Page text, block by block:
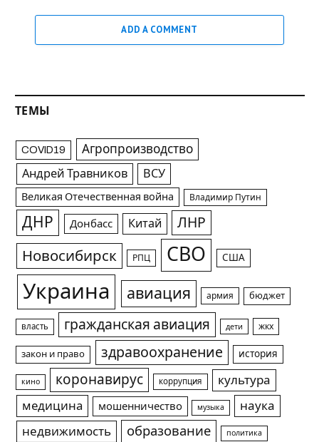
ADD A COMMENT
ТЕМЫ
COVID19 Агропроизводство
Андрей Травников ВСУ
Великая Отечественная война Владимир Путин
ДНР Донбасс Китай ЛНР
Новосибирск РПЦ СВО США
Украина авиация армия бюджет
власть гражданская авиация дети жкх
закон и право здравоохранение история
кино коронавирус коррупция
культура
медицина
мошенничество музыка
наука
недвижимость
образование политика